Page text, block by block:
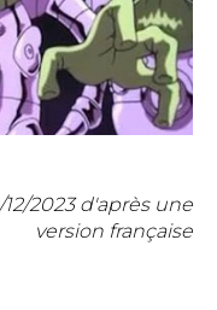
12/2023d'après une
version française